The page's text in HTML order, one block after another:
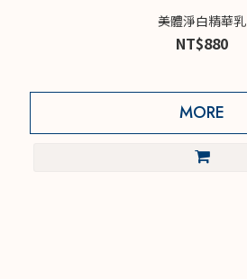
美體淨白精華乳
NT$880
MORE